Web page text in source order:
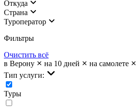
Откуда
Страна
Туроператор
Фильтры
Очистить всё
в Верону
на 10 дней на самолете
Тип услуги:
Туры